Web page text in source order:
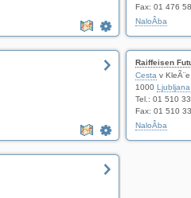
Fax: 01 476
NaloÂba
Raiffeisen
Cesta v
1000 Ljubljana
Tel.: 01 510
Fax: 01 510
NaloÂba